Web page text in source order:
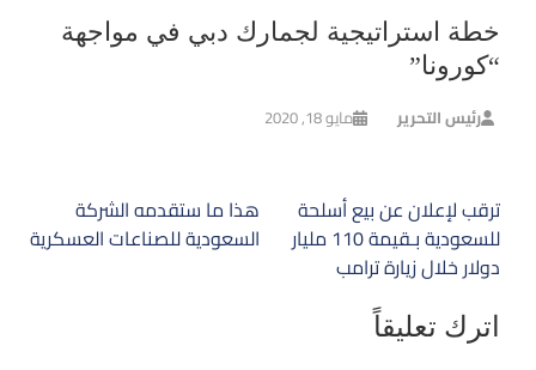
خطة استراتيجية لجمارك دبي في مواجهة
“كورونا”
رئيس التحرير مايو 18, 2020
تصفّح
المقالات
هذا ما ستقدمه الشركة
السعودية للصناعات العسكرية
ترقب لإعلان عن بيع أسلحة
للسعودية بـقيمة 110 مليار
دولار خلال زيارة ترامب
اترك تعليقاً